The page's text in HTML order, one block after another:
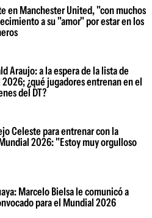
en Manchester United, "con muchos
a su "amor" por estar en los
Araujo: a la espera de la lista de
¿qué jugadores entrenan en el
del DT?
Celeste para entrenar con la
2026: "Estoy muy orgulloso
Marcelo Bielsa le comunicó a
para el Mundial 2026